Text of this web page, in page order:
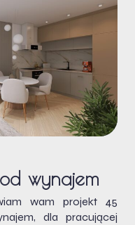
wynajem
wam projekt 45
dla pracującej